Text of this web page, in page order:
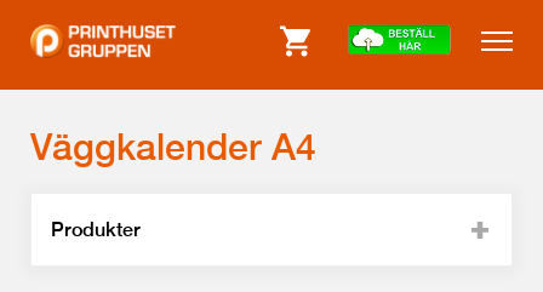
Väggkalender A4
Produkter